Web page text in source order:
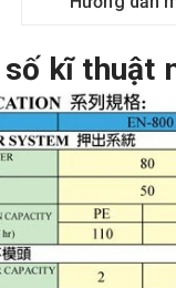
kĩ thuật